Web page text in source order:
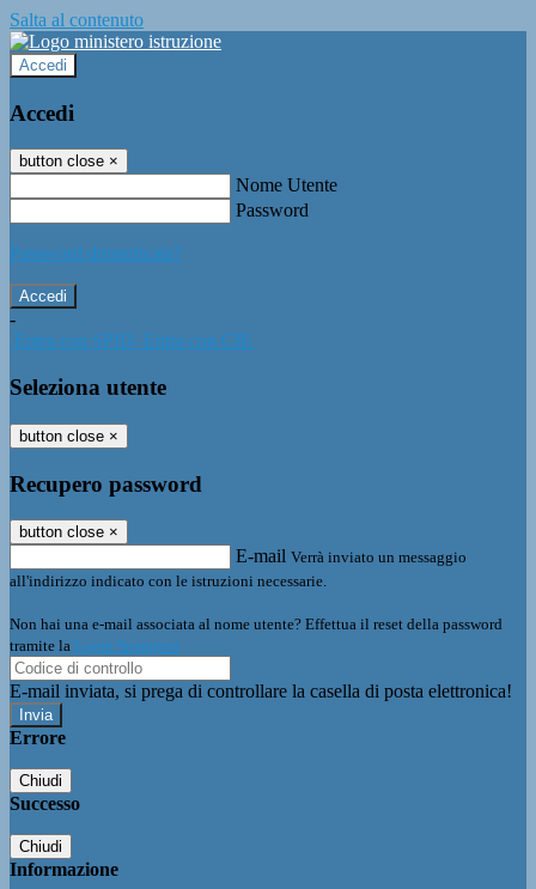
Salta al contenuto
Accedi
Accedi
button close ×
Nome Utente
Password
Password dimenticata?
-
Entra con SPID Entra con CIE
Seleziona utente
button close ×
Recupero password
button close ×
E-mail Verrà inviato un messaggio
all'indirizzo indicato con le istruzioni necessarie.
Non hai una e-mail associata al nome utente? Effettua il reset della password
tramite la Login Spaggiari
E-mail inviata, si prega di controllare la casella di posta elettronica!
Errore
Chiudi
Successo
Chiudi
Informazione